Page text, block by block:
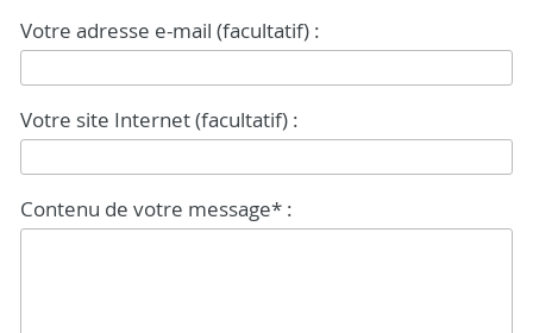
Votre adresse e-mail (facultatif) :
Votre site Internet (facultatif) :
Contenu de votre message* :